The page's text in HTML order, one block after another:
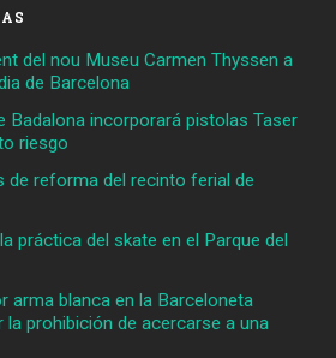
del nou Museu Carmen Thyssen a
de Barcelona
Badalona incorporará pistolas Taser
riesgo
de reforma del recinto ferial de
práctica del skate en el Parque del
arma blanca en la Barceloneta
la prohibición de acercarse a una